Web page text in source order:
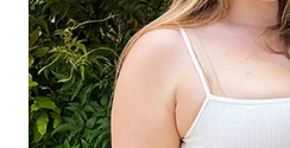
TIMUR
WN
SEMARANG